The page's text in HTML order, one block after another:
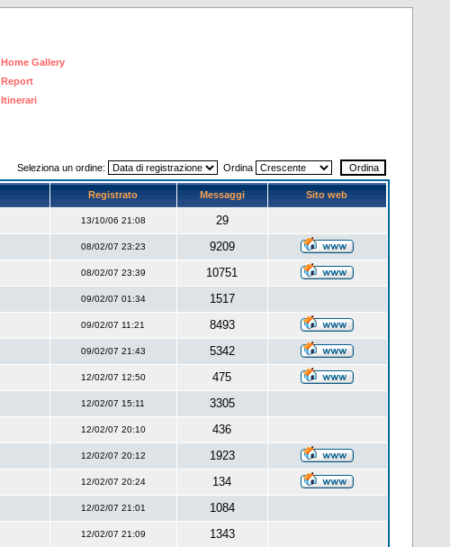
Home Gallery
Report
Itinerari
Seleziona un ordine: Ordina
Registrato Messaggi Sito web
13/10/06 21:08
29
08/02/07 23:23
9209
08/02/07 23:39
10751
09/02/07 01:34
1517
09/02/07 11:21
8493
09/02/07 21:43
5342
12/02/07 12:50
475
12/02/07 15:11
3305
12/02/07 20:10
436
12/02/07 20:12
1923
12/02/07 20:24
134
12/02/07 21:01
1084
12/02/07 21:09
1343